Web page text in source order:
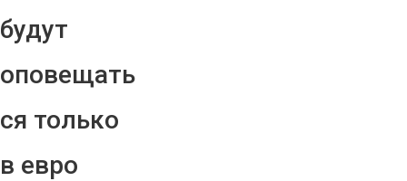
будут
оповещать
ся только
в евро